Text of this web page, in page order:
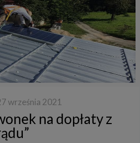
września 2021
na dopłaty z